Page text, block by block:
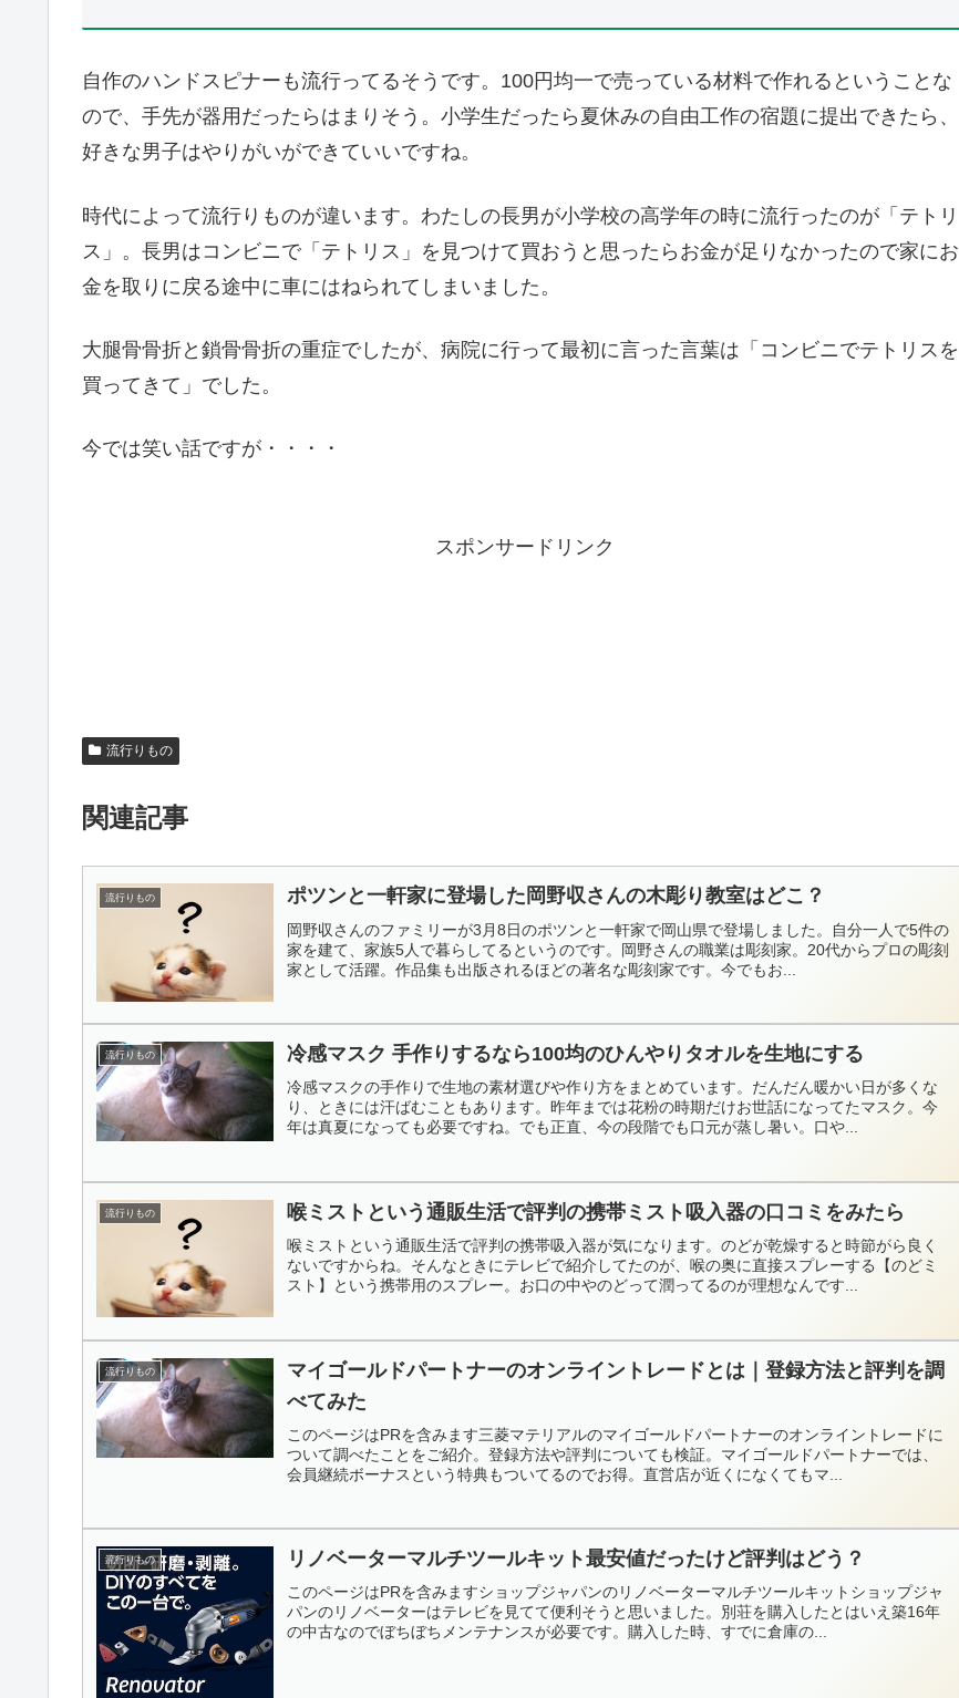
自作のハンドスピナーも流行ってるそうです。100円均一で売っている材料で作れるということな
ので、手先が器用だったらはまりそう。小学生だったら夏休みの自由工作の宿題に提出できたら、
好きな男子はやりがいができていいですね。
時代によって流行りものが違います。わたしの長男が小学校の高学年の時に流行ったのが「テトリ
ス」。長男はコンビニで「テトリス」を見つけて買おうと思ったらお金が足りなかったので家にお
金を取りに戻る途中に車にはねられてしまいました。
大腿骨骨折と鎖骨骨折の重症でしたが、病院に行って最初に言った言葉は「コンビニでテトリスを
買ってきて」でした。
今では笑い話ですが・・・・
スポンサードリンク
流行りもの
関連記事
流行りもの ポツンと一軒家に登場した岡野収さんの木彫り教室はどこ？
岡野収さんのファミリーが3月8日のポツンと一軒家で岡山県で登場しました。自分一人で5件の
家を建て、家族5人で暮らしてるというのです。岡野さんの職業は彫刻家。20代からプロの彫刻
家として活躍。作品集も出版されるほどの著名な彫刻家です。今でもお...
流行りもの 冷感マスク 手作りするなら100均のひんやりタオルを生地にする
冷感マスクの手作りで生地の素材選びや作り方をまとめています。だんだん暖かい日が多くな
り、ときには汗ばむこともあります。昨年までは花粉の時期だけお世話になってたマスク。今
年は真夏になっても必要ですね。でも正直、今の段階でも口元が蒸し暑い。口や...
流行りもの 喉ミストという通販生活で評判の携帯ミスト吸入器の口コミをみたら
喉ミストという通販生活で評判の携帯吸入器が気になります。のどが乾燥すると時節がら良く
ないですからね。そんなときにテレビで紹介してたのが、喉の奥に直接スプレーする【のどミ
スト】という携帯用のスプレー。お口の中やのどって潤ってるのが理想なんです...
流行りもの
マイゴールドパートナーのオンライントレードとは｜登録方法と評判を調
べてみた
このページはPRを含みます三菱マテリアルのマイゴールドパートナーのオンライントレードに
ついて調べたことをご紹介。登録方法や評判についても検証。マイゴールドパートナーでは、
会員継続ボーナスという特典もついてるのでお得。直営店が近くになくてもマ...
流行りもの リノベーターマルチツールキット最安値だったけど評判はどう？
このページはPRを含みますショップジャパンのリノベーターマルチツールキットショップジャ
パンのリノベーターはテレビを見てて便利そうと思いました。別荘を購入したとはいえ築16年
の中古なのでぼちぼちメンテナンスが必要です。購入した時、すでに倉庫の...